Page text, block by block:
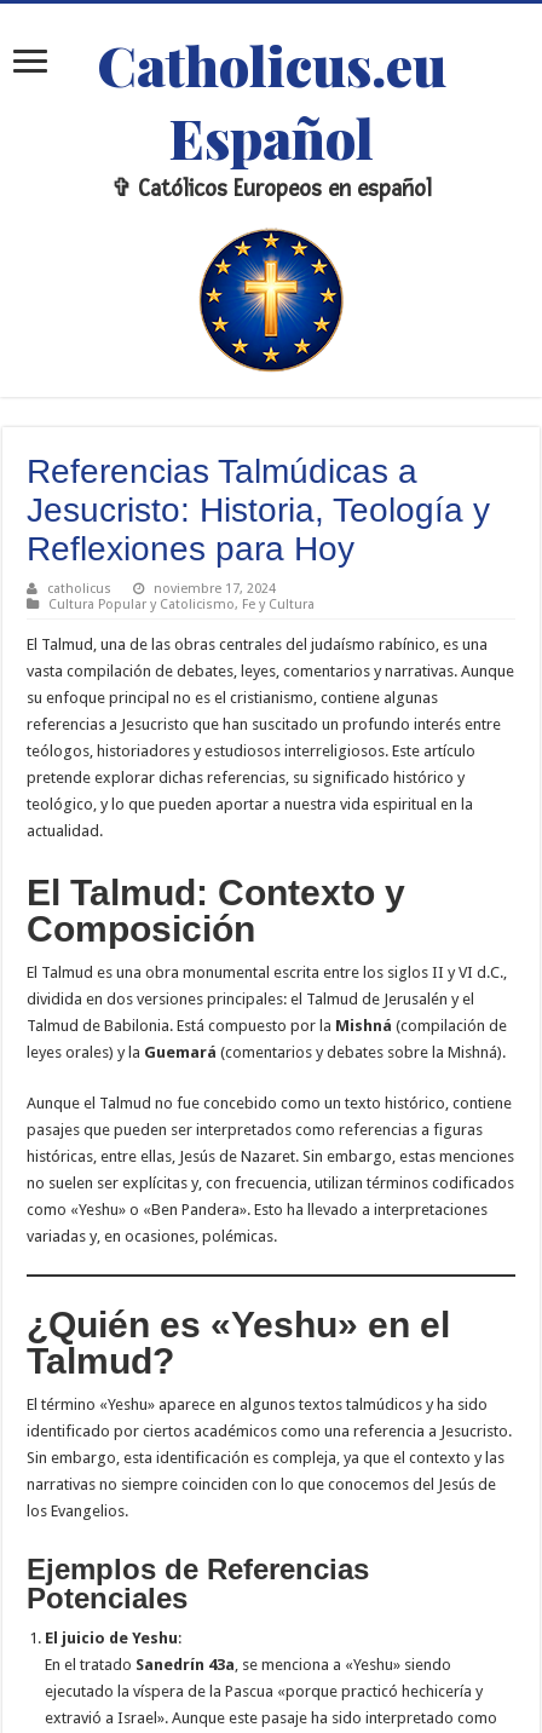
Catholicus.eu
Español
✞ Católicos Europeos en español
Referencias Talmúdicas a
Jesucristo: Historia, Teología y
Reflexiones para Hoy
catholicus
noviembre 17, 2024
Cultura Popular y Catolicismo, Fe y Cultura
El Talmud, una de las obras centrales del judaísmo rabínico, es una
vasta compilación de debates, leyes, comentarios y narrativas. Aunque
su enfoque principal no es el cristianismo, contiene algunas
referencias a Jesucristo que han suscitado un profundo interés entre
teólogos, historiadores y estudiosos interreligiosos. Este artículo
pretende explorar dichas referencias, su significado histórico y
teológico, y lo que pueden aportar a nuestra vida espiritual en la
actualidad.
El Talmud: Contexto y
Composición
El Talmud es una obra monumental escrita entre los siglos II y VI d.C.,
dividida en dos versiones principales: el Talmud de Jerusalén y el
Talmud de Babilonia. Está compuesto por la Mishná (compilación de
leyes orales) y la Guemará (comentarios y debates sobre la Mishná).
Aunque el Talmud no fue concebido como un texto histórico, contiene
pasajes que pueden ser interpretados como referencias a figuras
históricas, entre ellas, Jesús de Nazaret. Sin embargo, estas menciones
no suelen ser explícitas y, con frecuencia, utilizan términos codificados
como «Yeshu» o «Ben Pandera». Esto ha llevado a interpretaciones
variadas y, en ocasiones, polémicas.
¿Quién es «Yeshu» en el
Talmud?
El término «Yeshu» aparece en algunos textos talmúdicos y ha sido
identificado por ciertos académicos como una referencia a Jesucristo.
Sin embargo, esta identificación es compleja, ya que el contexto y las
narrativas no siempre coinciden con lo que conocemos del Jesús de
los Evangelios.
Ejemplos de Referencias
Potenciales
El juicio de Yeshu:
En el tratado Sanedrín 43a , se menciona a «Yeshu» siendo
ejecutado la víspera de la Pascua «porque practicó hechicería y
extravió a Israel». Aunque este pasaje ha sido interpretado como